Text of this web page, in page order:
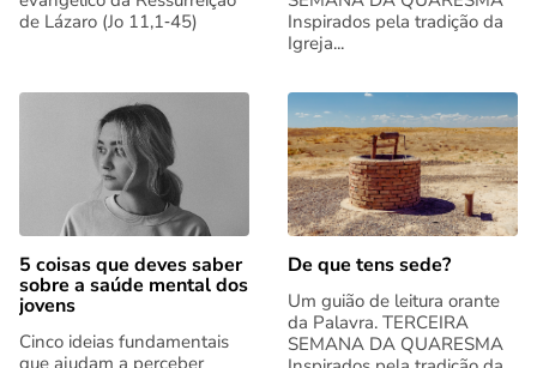
de Lázaro (Jo 11,1‑45)
Inspirados pela tradição da
Igreja...
5 coisas que deves saber
sobre a saúde mental dos
jovens
Cinco ideias fundamentais
que ajudam a perceber
De que tens sede?
Um guião de leitura orante
da Palavra. TERCEIRA
SEMANA DA QUARESMA